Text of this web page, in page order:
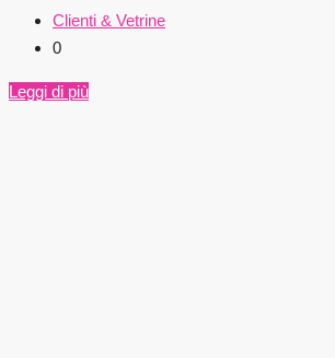
Clienti & Vetrine
0
Leggi di più